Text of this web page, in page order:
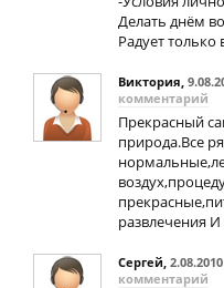
Делать днём
Радует только
Виктория,
комментарий
Прекрасный
природа.Все
развлечения
Сергей, 2.08.2010
комментарий